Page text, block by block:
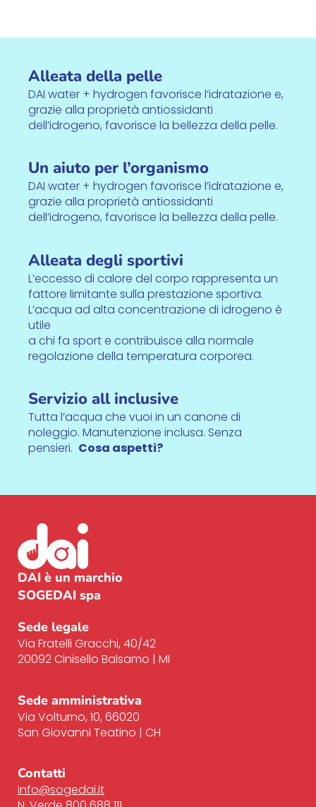
Alleata della pelle
DAI water + hydrogen favorisce l’idratazione e,
grazie alla proprietà antiossidanti
dell’idrogeno, favorisce la bellezza della pelle.
Un aiuto per l’organismo
DAI water + hydrogen favorisce l’idratazione e,
grazie alla proprietà antiossidanti
dell’idrogeno, favorisce la bellezza della pelle.
Alleata degli sportivi
L’eccesso di calore del corpo rappresenta un
fattore limitante sulla prestazione sportiva.
L’acqua ad alta concentrazione di idrogeno è
utile
a chi fa sport e contribuisce alla normale
regolazione della temperatura corporea.
Servizio all inclusive
Tutta l’acqua che vuoi in un canone di
noleggio. Manutenzione inclusa. Senza
pensieri. Cosa aspetti?
DAI è un marchio
SOGEDAI spa
Sede legale
Via Fratelli Gracchi, 40/42
20092 Cinisello Balsamo | MI
Sede amministrativa
Via Volturno, 10, 66020
San Giovanni Teatino | CH
Contatti
info@sogedai.it